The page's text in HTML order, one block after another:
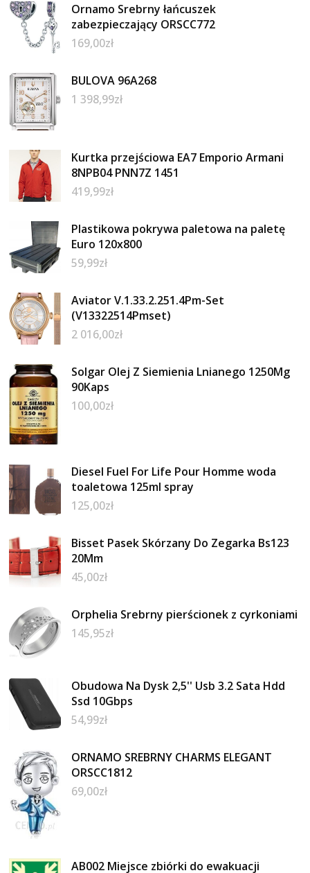
Ornamo Srebrny łańcuszek
zabezpieczający ORSCC772
169,00zł
BULOVA 96A268
1 398,99zł
Kurtka przejściowa EA7 Emporio Armani
8NPB04 PNN7Z 1451
419,99zł
Plastikowa pokrywa paletowa na paletę
Euro 120x800
59,99zł
Aviator V.1.33.2.251.4Pm-Set
(V13322514Pmset)
2 016,00zł
Solgar Olej Z Siemienia Lnianego 1250Mg
90Kaps
100,00zł
Diesel Fuel For Life Pour Homme woda
toaletowa 125ml spray
125,00zł
Bisset Pasek Skórzany Do Zegarka Bs123
20Mm
45,00zł
Orphelia Srebrny pierścionek z cyrkoniami
145,95zł
Obudowa Na Dysk 2,5'' Usb 3.2 Sata Hdd
Ssd 10Gbps
54,99zł
ORNAMO SREBRNY CHARMS ELEGANT
ORSCC1812
69,00zł
AB002 Miejsce zbiórki do ewakuacji